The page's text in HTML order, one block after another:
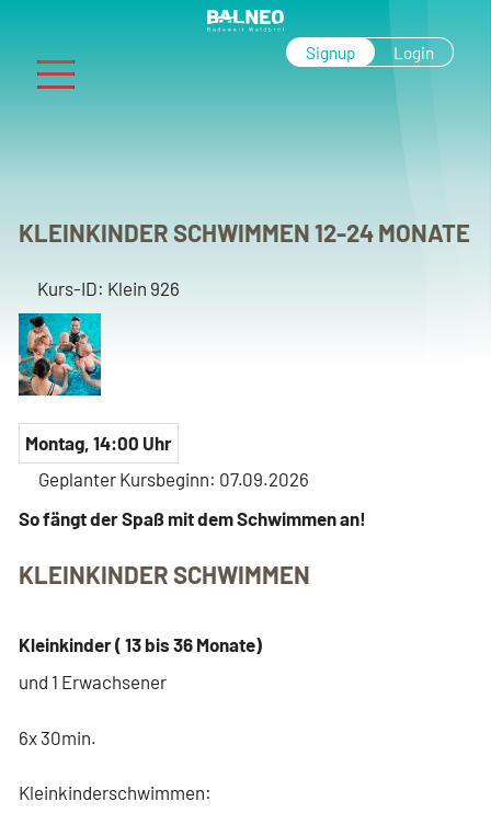
Navigation
INFORMATIONEN
Das Bistro im
Öffnungszeiten &
Preise
Anfahrt &
Parkmöglichkeiten
BALNEO
Jobs
KURSBUCHUNG & SHOP
Kursbuchung
Aktionen & Events
Kindergeburtstag im BALNEO
BALNEO und Panarbora
Signup Login
MENU
KLEINKINDER SCHWIMMEN 12-24 MONATE
Kurs-ID: Klein 926
Montag, 14:00 Uhr
Geplanter Kursbeginn: 07.09.2026
So fängt der Spaß mit dem Schwimmen an!
KLEINKINDER SCHWIMMEN
Kleinkinder ( 13 bis 36 Monate)
und 1 Erwachsener
6x 30min.
Kleinkinderschwimmen: